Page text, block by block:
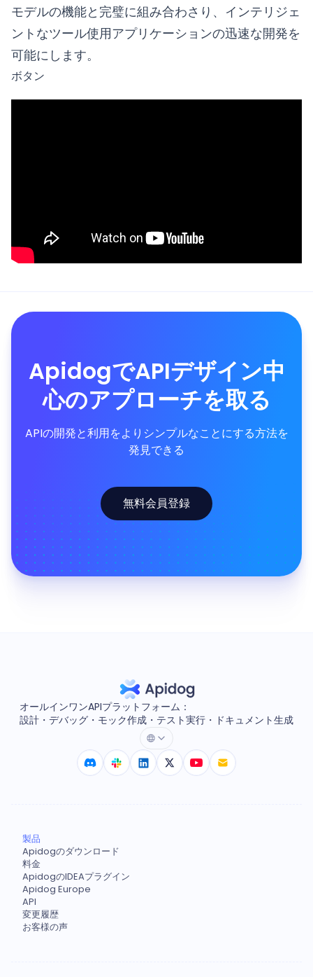
モデルの機能と完璧に組み合わさり、インテリジェ
ントなツール使用アプリケーションの迅速な開発を
可能にします。
ボタン
ApidogでAPIデザイン中
心のアプローチを取る
APIの開発と利用をよりシンプルなことにする方法を
発見できる
無料会員登録
オールインワンAPIプラットフォーム：
設計・デバッグ・モック作成・テスト実行・ドキュメント生成
製品
Apidogのダウンロード
料金
ApidogのIDEAプラグイン
Apidog Europe
API
変更履歴
お客様の声